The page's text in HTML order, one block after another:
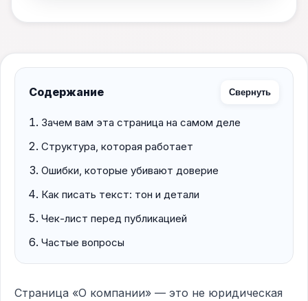
Содержание Свернуть
Зачем вам эта страница на самом деле
Структура, которая работает
Ошибки, которые убивают доверие
Как писать текст: тон и детали
Чек-лист перед публикацией
Частые вопросы
Страница «О компании» — это не юридическая